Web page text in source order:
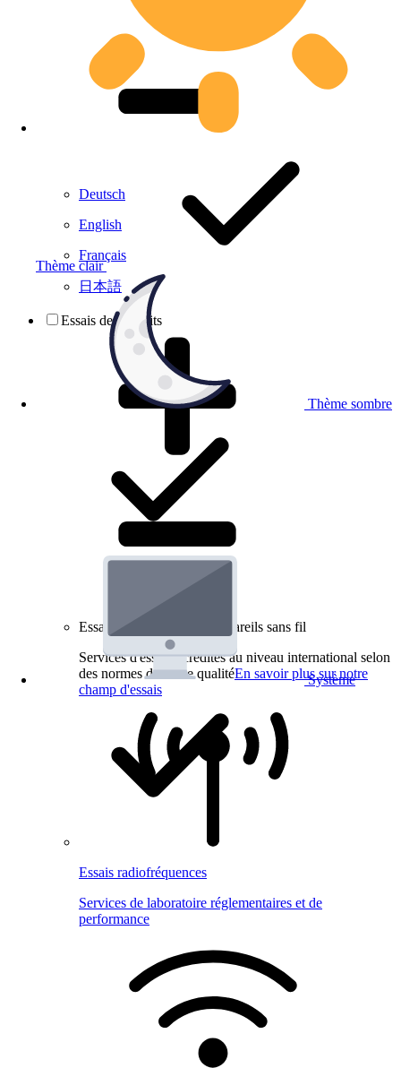
Thème clair
Thème sombre
Système
Deutsch
English
Français
日本語
Essais de produits
Essais de produits pour appareils sans fil
Services d'essai accrédités au niveau international selon
des normes de haute qualitéEn savoir plus sur notre
champ d'essais
Essais radiofréquences
Services de laboratoire réglementaires et de
performance